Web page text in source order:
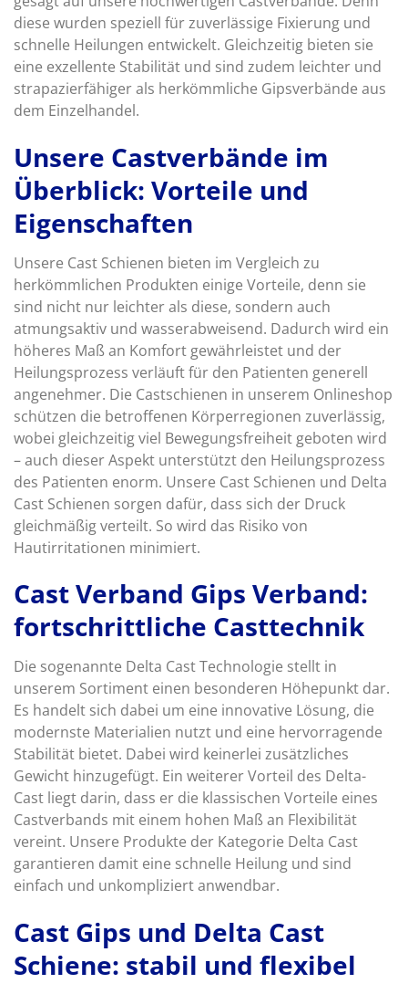
diese wurden speziell für zuverlässige Fixierung und
schnelle Heilungen entwickelt. Gleichzeitig bieten sie
eine exzellente Stabilität und sind zudem leichter und
strapazierfähiger als herkömmliche Gipsverbände aus
dem Einzelhandel.
Unsere Castverbände im
Überblick: Vorteile und
Eigenschaften
Unsere Cast Schienen bieten im Vergleich zu
herkömmlichen Produkten einige Vorteile, denn sie
sind nicht nur leichter als diese, sondern auch
atmungsaktiv und wasserabweisend. Dadurch wird ein
höheres Maß an Komfort gewährleistet und der
Heilungsprozess verläuft für den Patienten generell
angenehmer. Die Castschienen in unserem Onlineshop
schützen die betroffenen Körperregionen zuverlässig,
wobei gleichzeitig viel Bewegungsfreiheit geboten wird
– auch dieser Aspekt unterstützt den Heilungsprozess
des Patienten enorm. Unsere Cast Schienen und Delta
Cast Schienen sorgen dafür, dass sich der Druck
gleichmäßig verteilt. So wird das Risiko von
Hautirritationen minimiert.
Cast Verband Gips Verband:
fortschrittliche Casttechnik
Die sogenannte Delta Cast Technologie stellt in
unserem Sortiment einen besonderen Höhepunkt dar.
Es handelt sich dabei um eine innovative Lösung, die
modernste Materialien nutzt und eine hervorragende
Stabilität bietet. Dabei wird keinerlei zusätzliches
Gewicht hinzugefügt. Ein weiterer Vorteil des Delta-
Cast liegt darin, dass er die klassischen Vorteile eines
Castverbands mit einem hohen Maß an Flexibilität
vereint. Unsere Produkte der Kategorie Delta Cast
garantieren damit eine schnelle Heilung und sind
einfach und unkompliziert anwendbar.
Cast Gips und Delta Cast
Schiene: stabil und flexibel